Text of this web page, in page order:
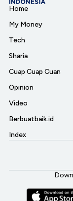
Home
My Money
Tech
Sharia
Cuap Cuap Cuan
Opinion
Video
Berbuatbaik.id
Index